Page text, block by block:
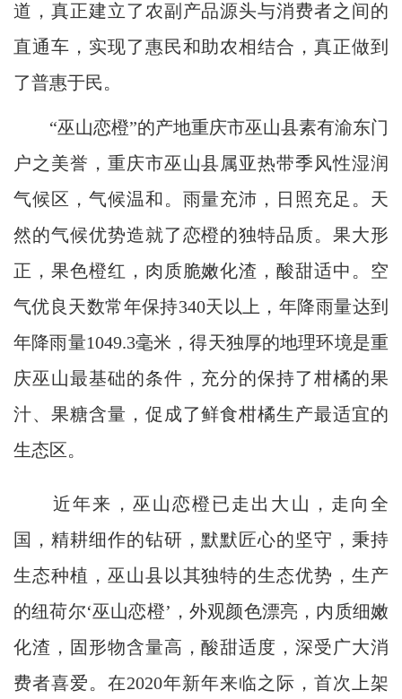
道，真正建立了农副产品源头与消费者之间的
直通车，实现了惠民和助农相结合，真正做到
了普惠于民。
“巫山恋橙”的产地重庆市巫山县素有渝东门
户之美誉，重庆市巫山县属亚热带季风性湿润
气候区，气候温和。雨量充沛，日照充足。天
然的气候优势造就了恋橙的独特品质。果大形
正，果色橙红，肉质脆嫩化渣，酸甜适中。空
气优良天数常年保持340天以上，年降雨量达到
年降雨量1049.3毫米，得天独厚的地理环境是重
庆巫山最基础的条件，充分的保持了柑橘的果
汁、果糖含量，促成了鲜食柑橘生产最适宜的
生态区。
近年来，巫山恋橙已走出大山，走向全
国，精耕细作的钻研，默默匠心的坚守，秉持
生态种植，巫山县以其独特的生态优势，生产
的纽荷尔‘巫山恋橙’，外观颜色漂亮，内质细嫩
化渣，固形物含量高，酸甜适度，深受广大消
费者喜爱。在2020年新年来临之际，首次上架